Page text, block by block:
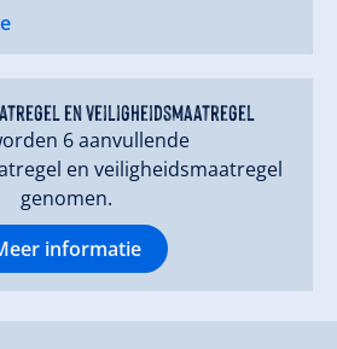
en veiligheidsmaatregel
6 aanvullende
en veiligheidsmaatregel
genomen.
informatie